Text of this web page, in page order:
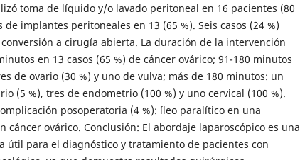
toma de líquido y/o lavado peritoneal en 16 pacientes (80
de implantes peritoneales en 13 (65 %). Seis casos (24 %)
a cirugía abierta. La duración de la intervención
en 13 casos (65 %) de cáncer ovárico; 91-180 minutos
de ovario (30 %) y uno de vulva; más de 180 minutos: un
(5 %), tres de endometrio (100 %) y uno cervical (100 %).
posoperatoria (4 %): íleo paralítico en una
cáncer ovárico. Conclusión: El abordaje laparoscópico es una
útil para el diagnóstico y tratamiento de pacientes con